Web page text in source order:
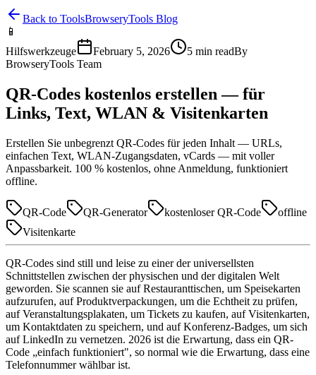
Back to ToolsBrowseryTools Blog
📱
Hilfswerkzeuge
February 5, 2026 5 min readBy
BrowseryTools Team
QR-Codes kostenlos erstellen — für
Links, Text, WLAN & Visitenkarten
Erstellen Sie unbegrenzt QR-Codes für jeden Inhalt — URLs,
einfachen Text, WLAN-Zugangsdaten, vCards — mit voller
Anpassbarkeit. 100 % kostenlos, ohne Anmeldung, funktioniert
offline.
QR-Code QR-Generator kostenloser QR-Code
offline
Visitenkarte
QR-Codes sind still und leise zu einer der universellsten
Schnittstellen zwischen der physischen und der digitalen Welt
geworden. Sie scannen sie auf Restauranttischen, um Speisekarten
aufzurufen, auf Produktverpackungen, um die Echtheit zu prüfen,
auf Veranstaltungsplakaten, um Tickets zu kaufen, auf Visitenkarten,
um Kontaktdaten zu speichern, und auf Konferenz-Badges, um sich
auf LinkedIn zu vernetzen. 2026 ist die Erwartung, dass ein QR-
Code „einfach funktioniert", so normal wie die Erwartung, dass eine
Telefonnummer wählbar ist.